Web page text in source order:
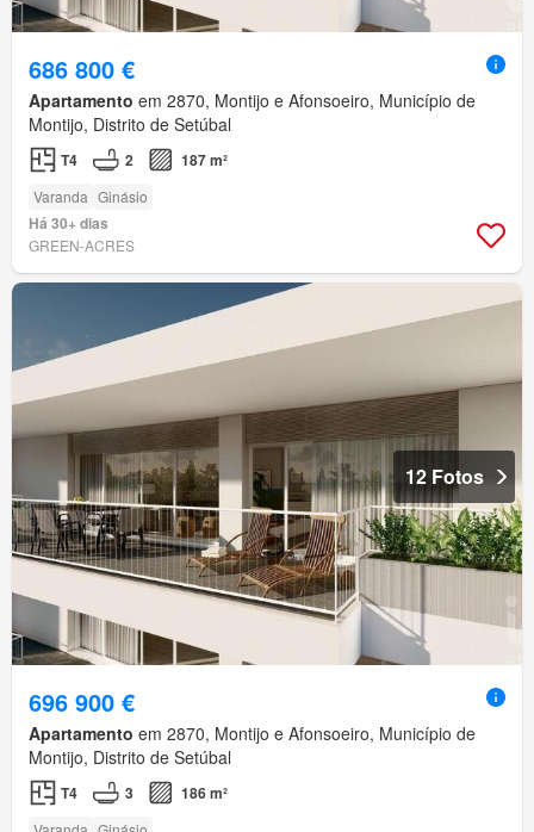
686 800 €
Apartamento em 2870, Montijo e Afonsoeiro, Município de
Montijo, Distrito de Setúbal
T4 2 187 m²
Varanda Ginásio
Há 30+ dias
GREEN-ACRES
12 Fotos
696 900 €
Apartamento em 2870, Montijo e Afonsoeiro, Município de
Montijo, Distrito de Setúbal
T4 3 186 m²